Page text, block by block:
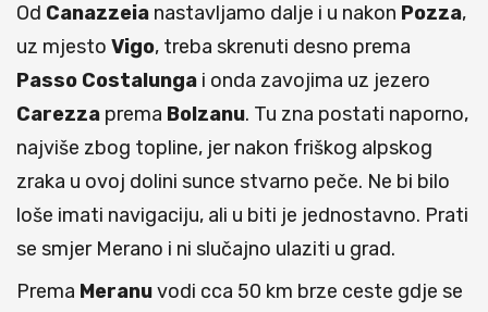
Od Canazzeia nastavljamo dalje i u nakon Pozza,
uz mjesto Vigo, treba skrenuti desno prema
Passo Costalunga i onda zavojima uz jezero
Carezza prema Bolzanu. Tu zna postati naporno,
najviše zbog topline, jer nakon friškog alpskog
zraka u ovoj dolini sunce stvarno peče. Ne bi bilo
loše imati navigaciju, ali u biti je jednostavno. Prati
se smjer Merano i ni slučajno ulaziti u grad.
Prema Meranuvodi cca 50 km brze ceste gdje se